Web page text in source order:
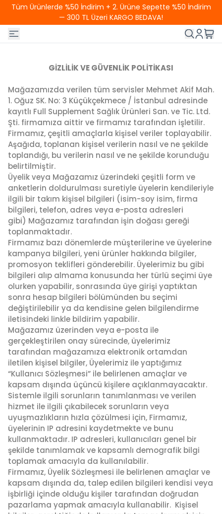
Tüm Ürünlerde %50 İndirim + 2. Ürüne Sepette %50 İndirim
— 300 TL Üzeri KARGO BEDAVA!
GİZLİLİK VE GÜVENLİK POLİTİKASI
Mağazamızda verilen tüm servisler Mehmet Akif Mah.
1. Oğuz SK. No: 3 Küçükçekmece / İstanbul adresinde
kayıtlı Full Supplement Sağlık Ürünleri San. ve Tic. Ltd.
Şti. firmamıza aittir ve firmamız tarafından işletilir.
Firmamız, çeşitli amaçlarla kişisel veriler toplayabilir.
Aşağıda, toplanan kişisel verilerin nasıl ve ne şekilde
toplandığı, bu verilerin nasıl ve ne şekilde korunduğu
belirtilmiştir.
Üyelik veya Mağazamız üzerindeki çeşitli form ve
anketlerin doldurulması suretiyle üyelerin kendileriyle
ilgili bir takım kişisel bilgileri (isim-soy isim, firma
bilgileri, telefon, adres veya e-posta adresleri
gibi) Mağazamız tarafından işin doğası gereği
toplanmaktadır.
Firmamız bazı dönemlerde müşterilerine ve üyelerine
kampanya bilgileri, yeni ürünler hakkında bilgiler,
promosyon teklifleri gönderebilir. Üyelerimiz bu gibi
bilgileri alıp almama konusunda her türlü seçimi üye
olurken yapabilir, sonrasında üye girişi yaptıktan
sonra hesap bilgileri bölümünden bu seçimi
değiştirilebilir ya da kendisine gelen bilgilendirme
iletisindeki linkle bildirim yapabilir.
Mağazamız üzerinden veya e-posta ile
gerçekleştirilen onay sürecinde, üyelerimiz
tarafından mağazamıza elektronik ortamdan
iletilen kişisel bilgiler, Üyelerimiz ile yaptığımız
“Kullanıcı Sözleşmesi” ile belirlenen amaçlar ve
kapsam dışında üçüncü kişilere açıklanmayacaktır.
Sistemle ilgili sorunların tanımlanması ve verilen
hizmet ile ilgili çıkabilecek sorunların veya
uyuşmazlıkların hızla çözülmesi için, Firmamız,
üyelerinin IP adresini kaydetmekte ve bunu
kullanmaktadır. IP adresleri, kullanıcıları genel bir
şekilde tanımlamak ve kapsamlı demografik bilgi
toplamak amacıyla da kullanılabilir.
Firmamız, Üyelik Sözleşmesi ile belirlenen amaçlar ve
kapsam dışında da, talep edilen bilgileri kendisi veya
işbirliği içinde olduğu kişiler tarafından doğrudan
pazarlama yapmak amacıyla kullanabilir. Kişisel